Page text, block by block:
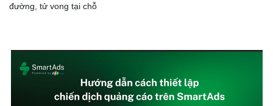
đường, tử vong tại chỗ